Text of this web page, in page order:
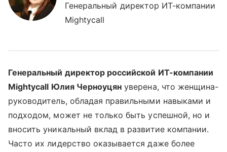
Генеральный директор ИТ-компании
Mightycall
Генеральный директор российской ИТ-компании
Mightycall Юлия Черноуцян уверена, что женщина-
руководитель, обладая правильными навыками и
подходом, может не только быть успешной, но и
вносить уникальный вклад в развитие компании.
Часто их лидерство оказывается даже более